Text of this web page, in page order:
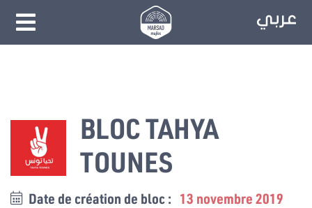
BLOC TAHYA
TOUNES
Date de création de bloc : 13 novembre 2019